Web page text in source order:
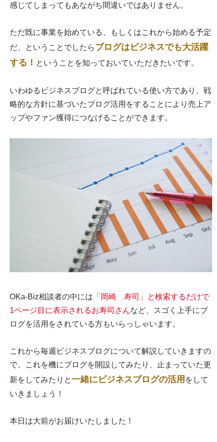
感じてしまってもあながち間違いではありません。
ただ既に事業を始めている、もしくはこれから始める予定
だ、ということでしたらブログはビジネスでも大活躍
する！ ということを知っておいていただきたいです。
いわゆるビジネスブログと呼ばれている使い方であり、戦
略的な方針に基づいたブログ活用をすることにより売上ア
ップやファン獲得につなげることができます。
OKa-Biz相談者の中には 「岡崎 寿司」と検索するだけで
1ページ目に表示されるお寿司さんなど、スゴく上手にブ
ログを活用をされている方もいらっしゃいます。
これから毎週ビジネスブログについて解説していきますの
で、これを機にブログを開設してみたり、止まっていた更
新をしてみたりと一緒にビジネスブログの活用 をして
いきましょう！
本日は大前がお届けいたしました！